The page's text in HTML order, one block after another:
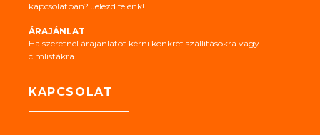
kapcsolatban? Jelezd felénk!
ÁRAJÁNLAT
Ha szeretnél árajánlatot kérni konkrét szállításokra vagy
címlistákra...
KAPCSOLAT